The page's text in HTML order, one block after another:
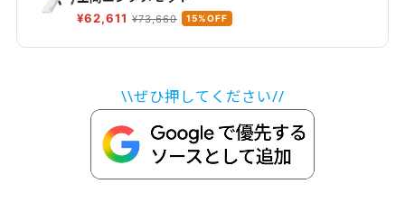
¥62,611 ¥73,660 15%OFF
\\ぜひ押してください//